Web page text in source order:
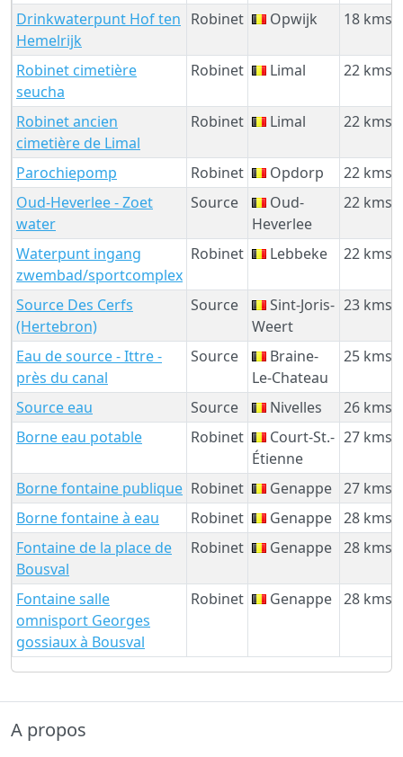
Drinkwaterpunt Hof ten
Hemelrijk
Robinet Opwijk 18 kms
Robinet cimetière
seucha
Robinet Limal 22 kms
Robinet ancien
cimetière de Limal
Robinet Limal 22 kms
Parochiepomp Robinet Opdorp
22 kms
Oud-Heverlee - Zoet
water
Source
Oud-
Heverlee
22 kms
Waterpunt ingang
zwembad/sportcomplex
Robinet Lebbeke 22 kms
Source Des Cerfs
(Hertebron)
Source
Sint-Joris-
Weert
23 kms
Eau de source - Ittre -
près du canal
Source
Braine-
Le-Chateau
25 kms
Source eau Source Nivelles
26 kms
Borne eau potable
Robinet
Court-St.-
Étienne
27 kms
Borne fontaine publique Robinet Genappe 27 kms
Borne fontaine à eau
Robinet Genappe 28 kms
Fontaine de la place de
Bousval
Robinet Genappe 28 kms
Fontaine salle
omnisport Georges
gossiaux à Bousval
Robinet Genappe 28 kms
A propos